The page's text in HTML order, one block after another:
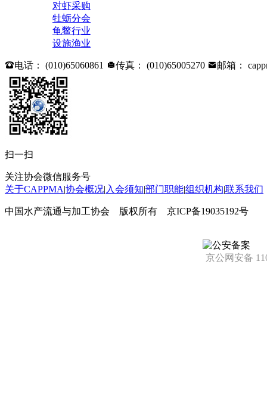
对虾采购
牡蛎分会
龟鳖行业
设施渔业
电话： (010)65060861 传真： (010)65005270 邮箱：
扫一扫
关注协会微信服务号
关于CAPPMA|协会概况| 入会须知|部门职能|组织机构|联系我们
中国水产流通与加工协会 版权所有 京ICP备19035192号
京公网安备